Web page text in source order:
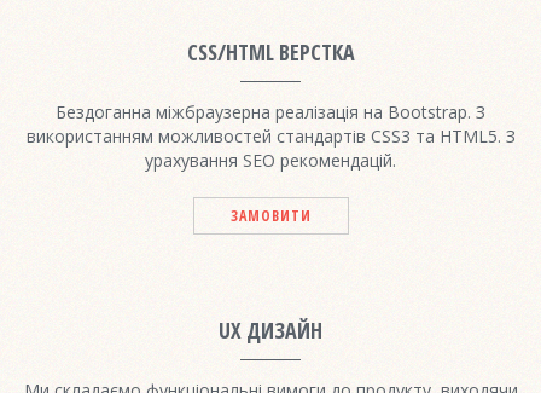
CSS/HTML ВЕРСТКА
Бездоганна міжбраузерна реалізація на Bootstrap. З
використанням можливостей стандартів CSS3 та HTML5. З
урахування SEO рекомендацій.
ЗАМОВИТИ
UX ДИЗАЙН